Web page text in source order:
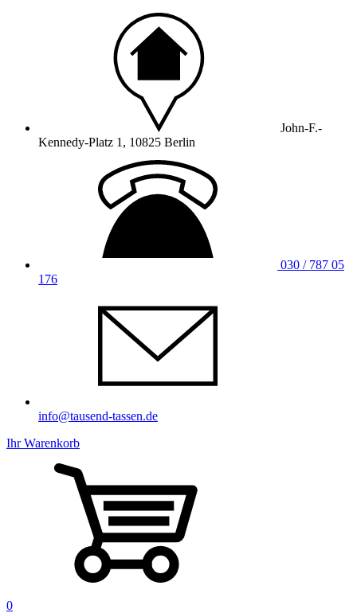
John-F.-
Kennedy-Platz 1, 10825 Berlin
030 / 787 05
176
info@tausend-tassen.de
Ihr Warenkorb
0